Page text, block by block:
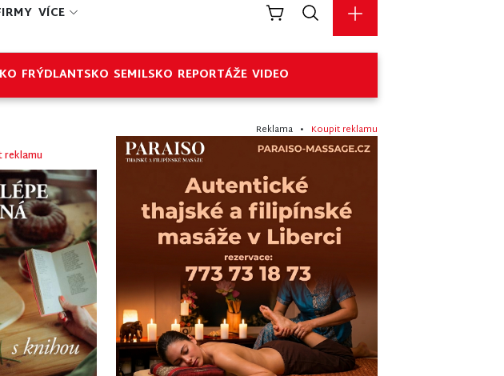
VÍCE
FRÝDLANTSKO SEMILSKO REPORTÁŽE VIDEO
Reklama • Koupit reklamu